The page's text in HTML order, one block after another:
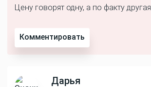
Цену говорят одну, а по факту другая
Комментировать
Дарья